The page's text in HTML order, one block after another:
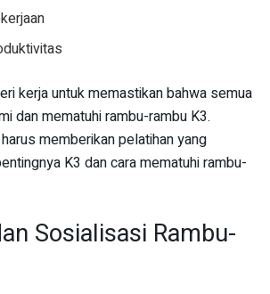
kerja untuk memastikan bahwa semua
dan mematuhi rambu-rambu K3.
memberikan pelatihan yang
K3 dan cara mematuhi rambu-
Sosialisasi Rambu-